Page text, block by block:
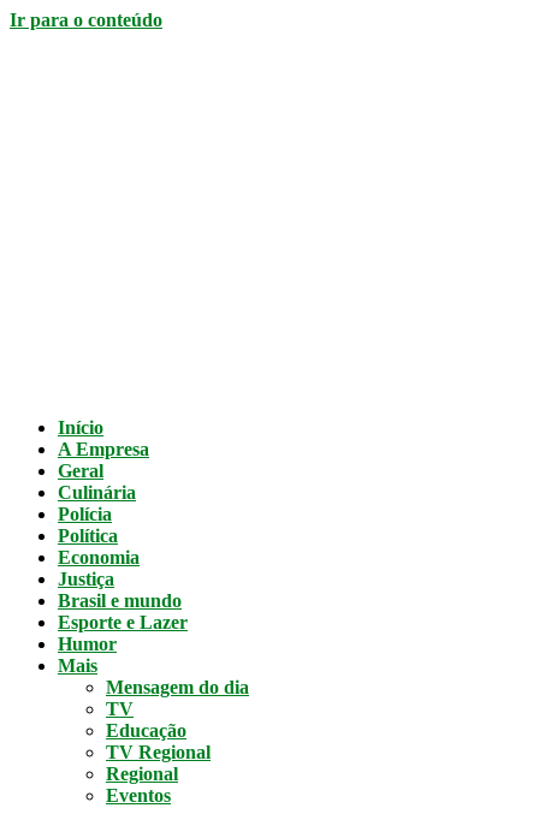
Ir para o conteúdo
Início
A Empresa
Geral
Culinária
Polícia
Política
Economia
Justiça
Brasil e mundo
Esporte e Lazer
Humor
Mais
Mensagem do dia
TV
Educação
TV Regional
Regional
Eventos